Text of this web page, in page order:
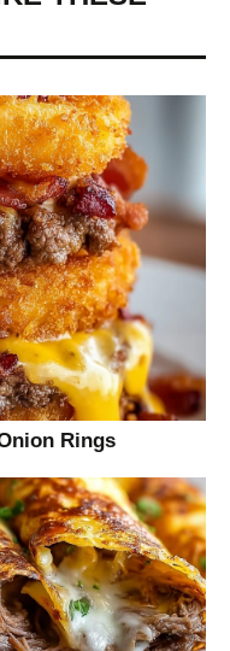
Rings